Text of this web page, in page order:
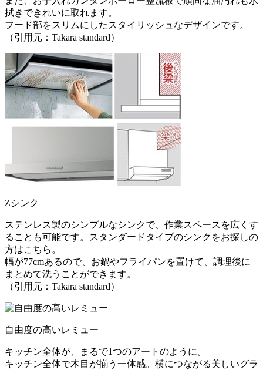
拭きできれいに取れます。
フード部をスリムにしたスタイリッシュなデザインです。
（引用元：Takara standard）
Zシンク
ステンレス製のシンプルなシンクで、作業スペースを広くす
ることも可能です。スタンダードタイプのシンクをお探しの
方はこちら。
幅が77cmあるので、お鍋やフライパンを置けて、調理後に
まとめて洗うことができます。
（引用元：Takara standard）
自由度の高いレミュー
キッチン全体が、まるで1つのアートのように。
キッチン全体で木目が揃う一体感。横につながる美しいグラ